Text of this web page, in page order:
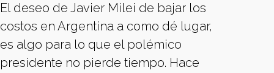
El deseo de Javier Milei de bajar los
costos en Argentina a como dé lugar,
es algo para lo que el polémico
presidente no pierde tiempo. Hace